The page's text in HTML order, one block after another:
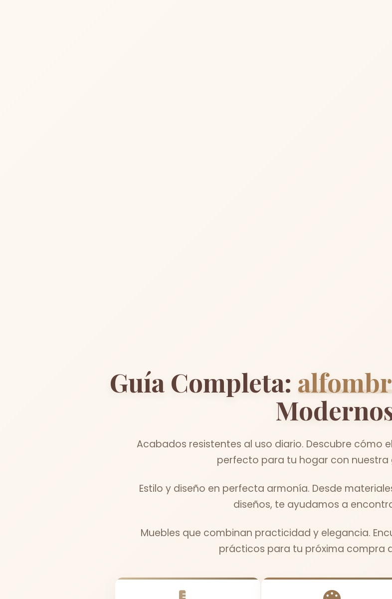
Guía Completa:
Acabados resistentes al uso diario. Descubre cómo
perfecto para tu hogar con nuestra
Estilo y diseño en perfecta armonía. Desde
diseños, te ayudamos a
Muebles que combinan practicidad y elegancia.
prácticos para tu próxima compra